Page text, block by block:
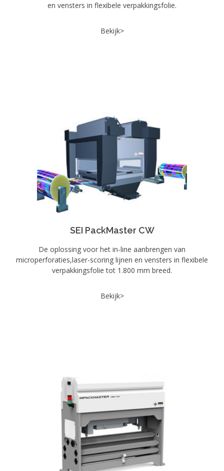
en vensters in flexibele verpakkingsfolie.
Bekijk>
SEI PackMaster CW
De oplossing voor het in-line aanbrengen van
microperforaties,laser-scoring lijnen en vensters in flexibele
verpakkingsfolie tot 1.800 mm breed.
Bekijk>